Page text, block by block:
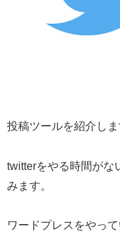
投稿ツールを紹介しま
twitterをやる時間がな
みます。
ワードプレスをやっ